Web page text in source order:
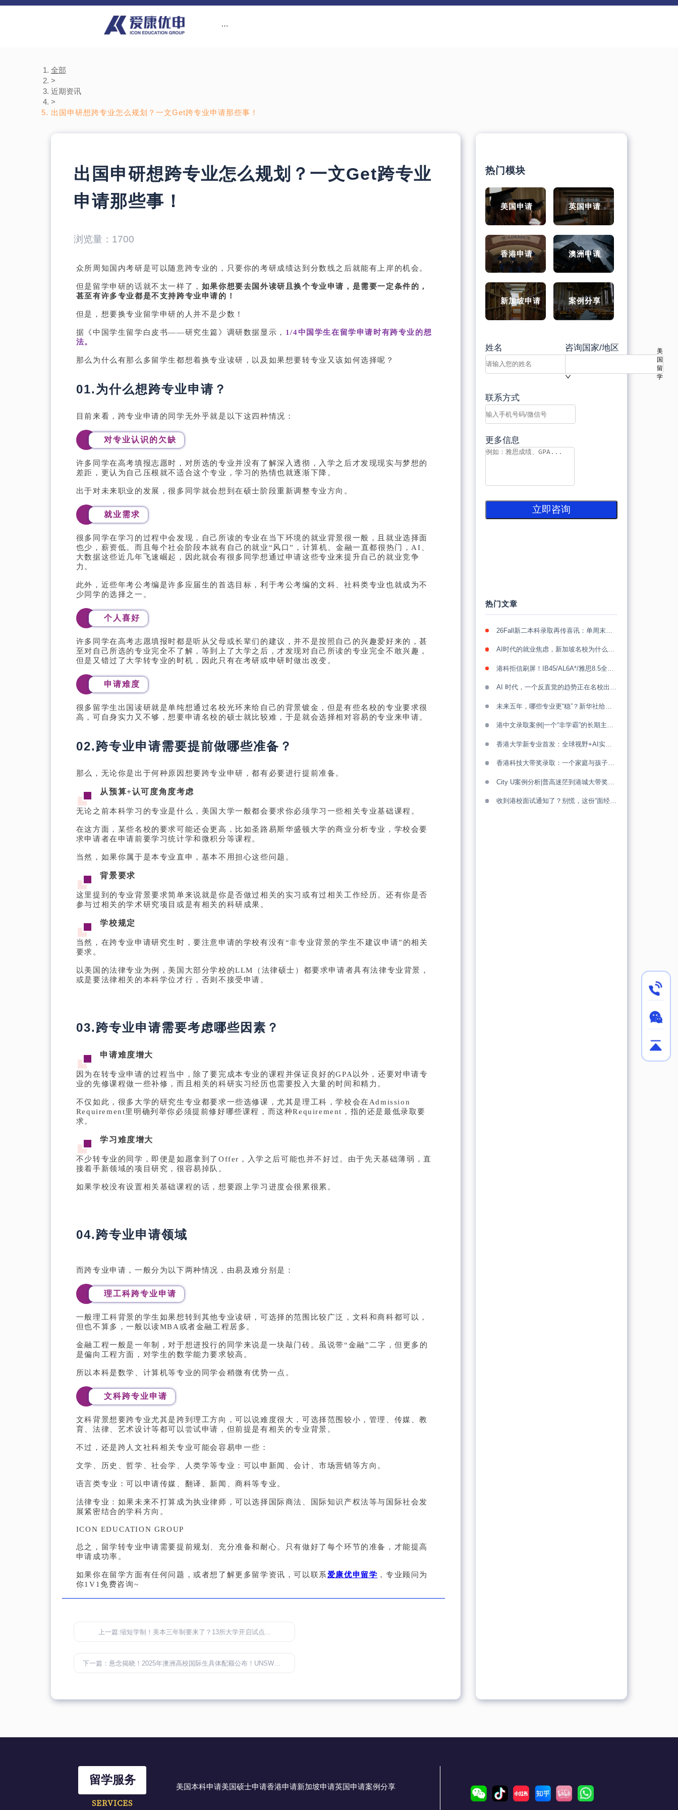
全部
>
近期资讯
>
出国申研想跨专业怎么规划？一文Get跨专业申请那些事！
出国申研想跨专业怎么规划？一文Get跨专业
申请那些事！
浏览量： 1700
众所周知国内考研是可以随意跨专业的，只要你的考研成绩达到分数线之后就能有上岸的机会。
但是留学申研的话就不太一样了， 如果你想要去国外读研且换个专业申请，是需要一定条件的，
甚至有许多专业都是不支持跨专业申请的！
但是，想要换专业留学申研的人并不是少数！
据《中国学生留学白皮书——研究生篇》调研数据显示， 1/4中国学生在留学申请时有跨专业的想
法。
那么为什么有那么多留学生都想着换专业读研，以及如果想要转专业又该如何选择呢？
01.为什么想跨专业申请？
目前来看，跨专业申请的同学无外乎就是以下这四种情况：
对专业认识的欠缺
许多同学在高考填报志愿时，对所选的专业并没有了解深入透彻，入学之后才发现现实与梦想的
差距，更认为自己压根就不适合这个专业，学习的热情也就逐渐下降。
出于对未来职业的发展，很多同学就会想到在硕士阶段重新调整专业方向。
就业需求
很多同学在学习的过程中会发现，自己所读的专业在当下环境的就业背景很一般，且就业选择面
也少，薪资低。而且每个社会阶段本就有自己的就业“风口”，计算机、金融一直都很热门，AI、
大数据这些近几年飞速崛起，因此就会有很多同学想通过申请这些专业来提升自己的就业竞争
力。
此外，近些年考公考编是许多应届生的首选目标，利于考公考编的文科、社科类专业也就成为不
少同学的选择之一。
个人喜好
许多同学在高考志愿填报时都是听从父母或长辈们的建议，并不是按照自己的兴趣爱好来的，甚
至对自己所选的专业完全不了解，等到上了大学之后，才发现对自己所读的专业完全不敢兴趣，
但是又错过了大学转专业的时机，因此只有在考研或申研时做出改变。
申请难度
很多留学生出国读研就是单纯想通过名校光环来给自己的背景镀金，但是有些名校的专业要求很
高，可自身实力又不够，想要申请名校的硕士就比较难，于是就会选择相对容易的专业来申请。
02.跨专业申请需要提前做哪些准备？
那么，无论你是出于何种原因想要跨专业申研，都有必要进行提前准备。
从预算+认可度角度考虑
无论之前本科学习的专业是什么，美国大学一般都会要求你必须学习一些相关专业基础课程。
在这方面，某些名校的要求可能还会更高，比如圣路易斯华盛顿大学的商业分析专业，学校会要
求申请者在申请前要学习统计学和微积分等课程。
当然，如果你属于是本专业直申，基本不用担心这些问题。
背景要求
这里提到的专业背景要求简单来说就是你是否做过相关的实习或有过相关工作经历。还有你是否
参与过相关的学术研究项目或是有相关的科研成果。
学校规定
当然，在跨专业申请研究生时，要注意申请的学校有没有“非专业背景的学生不建议申请”的相关
要求。
以美国的法律专业为例，美国大部分学校的LLM（法律硕士）都要求申请者具有法律专业背景，
或是要法律相关的本科学位才行，否则不接受申请。
03.跨专业申请需要考虑哪些因素？
申请难度增大
因为在转专业申请的过程当中，除了要完成本专业的课程并保证良好的GPA以外，还要对申请专
业的先修课程做一些补修，而且相关的科研实习经历也需要投入大量的时间和精力。
不仅如此，很多大学的研究生专业都要求一些选修课，尤其是理工科，学校会在Admission
Requirement里明确列举你必须提前修好哪些课程，而这种Requirement，指的还是最低录取要
求。
学习难度增大
不少转专业的同学，即便是如愿拿到了Offer，入学之后可能也并不好过。由于先天基础薄弱，直
接着手新领域的项目研究，很容易掉队。
如果学校没有设置相关基础课程的话，想要跟上学习进度会很累很累。
04.跨专业申请领域
而跨专业申请，一般分为以下两种情况，由易及难分别是：
理工科跨专业申请
一般理工科背景的学生如果想转到其他专业读研，可选择的范围比较广泛，文科和商科都可以，
但也不算多，一般以读MBA或者金融工程居多。
金融工程一般是一年制，对于想进投行的同学来说是一块敲门砖。虽说带“金融”二字，但更多的
是偏向工程方面，对学生的数学能力要求较高。
所以本科是数学、计算机等专业的同学会稍微有优势一点。
文科跨专业申请
文科背景想要跨专业尤其是跨到理工方向，可以说难度很大，可选择范围较小，管理、传媒、教
育、法律、艺术设计等都可以尝试申请，但前提是有相关的专业背景。
不过，还是跨人文社科相关专业可能会容易申一些：
文学、历史、哲学、社会学、人类学等专业：可以申新闻、会计、市场营销等方向。
语言类专业：可以申请传媒、翻译、新闻、商科等专业。
法律专业：如果未来不打算成为执业律师，可以选择国际商法、国际知识产权法等与国际社会发
展紧密结合的学科方向。
ICON EDUCATION GROUP
总之，留学转专业申请需要提前规划、充分准备和耐心。只有做好了每个环节的准备，才能提高
申请成功率。
如果你在留学方面有任何问题，或者想了解更多留学资讯，可以联系爱康优申留学 ，专业顾问为
你1V1免费咨询~
上一篇:缩短学制！美本三年制要来了？13所大学开启试点...
下一篇： 悬念揭晓！2025年澳洲高校国际生具体配额公布！UNSW遭“针对”...
热门模块
美国申请 英国申请
香港申请 澳洲申请
新加坡申请 案例分享
姓名 咨询国家/地区
美
国
留
学
联系方式
更多信息
立即咨询
热门文章
26Fall新二本科录取再传喜讯：单周末收获22封NUS录取，累计突破40封
AI时代的就业焦虑，新加坡名校为什么更值得看？
港科拒信刷屏！IB45/AL6A*/雅思8.5全拒，26Fall港本卷到“没人性”！
AI 时代，一个反直觉的趋势正在名校出现（留学申请必看）
未来五年，哪些专业更“稳”？新华社给出的答案，其实很清晰
港中文录取案例|一个“非学霸”的长期主义胜利！
香港大学新专业首发：全球视野+AI实战，仅40席！
香港科技大带奖录取：一个家庭与孩子的三年“闯关”路！
City U案例分析|普高迷茫到港城大带奖：少年的转轨成长路！
收到港校面试通知了？别慌，这份“面经”帮你踢好临门一脚！
留学服务
SERVICES
美国本科申请美国硕士申请香港申请新加坡申请英国申请案例分享